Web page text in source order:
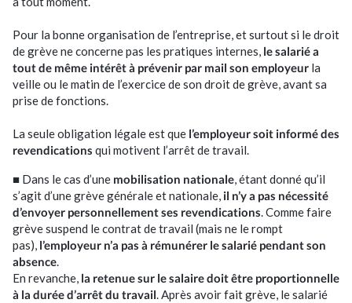
J’ai une association/CSE
Nos outils connectés
Facturation électronique
Actualités
Pour la bonne organisation de l’entreprise, et surtout si le droit
de grève ne concerne pas les pratiques internes, le salarié a
tout de même intérêt à prévenir par mail son employeur la
veille ou le matin de l’exercice de son droit de grève, avant sa
prise de fonctions.
La seule obligation légale est que l’employeur soit informé des
revendications qui motivent l’arrêt de travail.
■ Dans le cas d’une mobilisation nationale, étant donné qu’il
s’agit d’une grève générale et nationale, il n’y a pas nécessité
d’envoyer personnellement ses revendications. Comme faire
grève suspend le contrat de travail (mais ne le rompt
pas), l’employeur n’a pas à rémunérer le salarié pendant son
absence.
En revanche, la retenue sur le salaire doit être proportionnelle
à la durée d’arrêt du travail. Après avoir fait grève, le salarié